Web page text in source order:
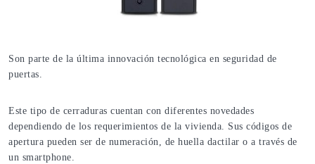
Son parte de la última innovación tecnológica en seguridad de
puertas.
Este tipo de cerraduras cuentan con diferentes novedades
dependiendo de los requerimientos de la vivienda. Sus códigos de
apertura pueden ser de numeración, de huella dactilar o a través de
un smartphone.